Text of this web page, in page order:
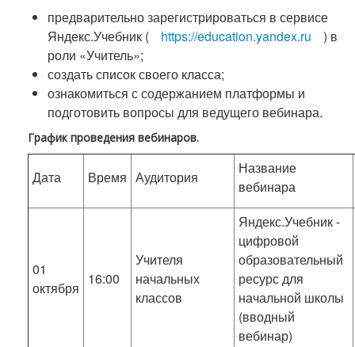
предварительно зарегистрироваться в сервисе
Яндекс.Учебник (
https://education.yandex.ru
) в
роли «Учитель»;
создать список своего класса;
ознакомиться с содержанием платформы и
подготовить вопросы для ведущего вебинара.
График проведения вебинаров.
Дата Время Аудитория
Название
вебинара
01
октября
16:00
Учителя
начальных
классов
Яндекс.Учебник -
цифровой
образовательный
ресурс для
начальной школы
(вводный
вебинар)